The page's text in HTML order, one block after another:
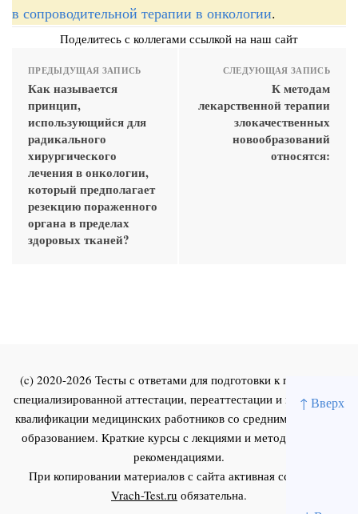
↑ Вверх
в сопроводительной терапии в онкологии.
Поделитесь с коллегами ссылкой на наш сайт
ПРЕДЫДУЩАЯ ЗАПИСЬ
Как называется
принцип,
использующийся для
радикального
хирургического
лечения в онкологии,
который предполагает
резекцию пораженного
органа в пределах
здоровых тканей?
СЛЕДУЮЩАЯ ЗАПИСЬ
К методам
лекарственной терапии
злокачественных
новообразований
относятся:
(c) 2020-2026 Тесты с ответами для подготовки к первичной
специализированной аттестации, переаттестации и повышения
квалификации медицинских работников со средним и высшим
образованием. Краткие курсы с лекциями и методическими
рекомендациями.
При копировании материалов с сайта активная ссылка на
Vrach-Test.ru обязательна.